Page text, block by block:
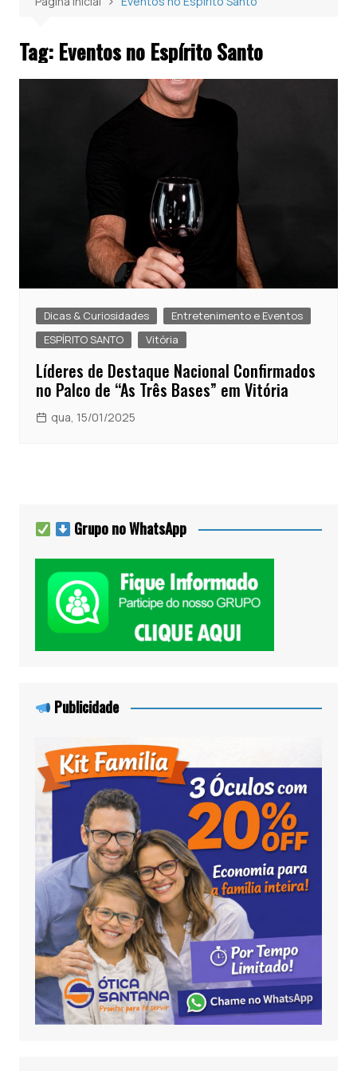
Tag: Eventos no Espírito Santo
Dicas & Curiosidades
Entretenimento e Eventos
ESPÍRITO SANTO
Vitória
Líderes de Destaque Nacional Confirmados
no Palco de “As Três Bases” em Vitória
qua, 15/01/2025
Grupo no WhatsApp
Publicidade